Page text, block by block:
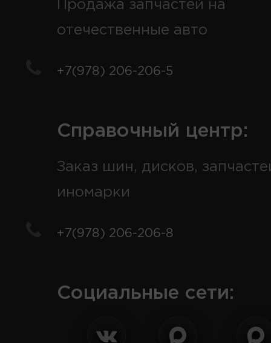
Продажа запчастей на
отечественные авто
+7(978) 206-206-5
Справочный центр:
Заказ шин, дисков,
иномарки
+7(978) 206-206-8
Социальные сети: